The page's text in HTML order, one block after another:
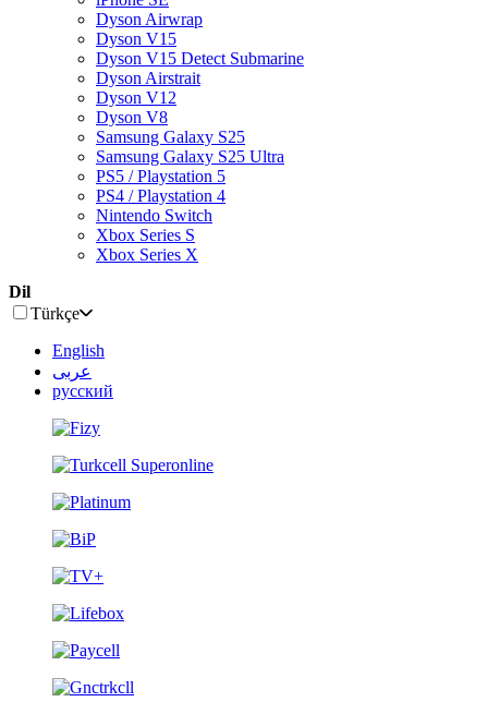
Dyson Airwrap
Dyson V15
Dyson V15 Detect Submarine
Dyson Airstrait
Dyson V12
Dyson V8
Samsung Galaxy S25
Samsung Galaxy S25 Ultra
PS5 / Playstation 5
PS4 / Playstation 4
Nintendo Switch
Xbox Series S
Xbox Series X
Dil
Türkçe
English
عربى
русский